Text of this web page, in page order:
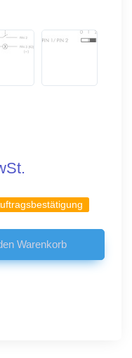
Warenkorb